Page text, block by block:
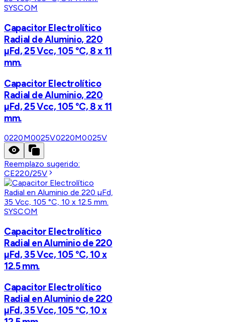
SYSCOM
Capacitor Electrolítico
Radial de Aluminio, 220
µFd, 25 Vcc, 105 °C, 8 x 11
mm.
Capacitor Electrolítico
Radial de Aluminio, 220
µFd, 25 Vcc, 105 °C, 8 x 11
mm.
0220M0025V0220M0025V
Reemplazo sugerido:
CE220/25V
SYSCOM
Capacitor Electrolítico
Radial en Aluminio de 220
µFd, 35 Vcc, 105 °C, 10 x
12.5 mm.
Capacitor Electrolítico
Radial en Aluminio de 220
µFd, 35 Vcc, 105 °C, 10 x